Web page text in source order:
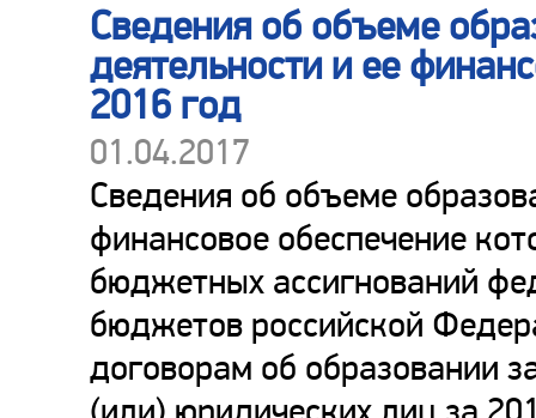
Сведения об объеме
деятельности и ее
2016 год
01.04.2017
Сведения об объеме
финансовое обеспечение
бюджетных ассигнований
бюджетов российской
договорам об образовании